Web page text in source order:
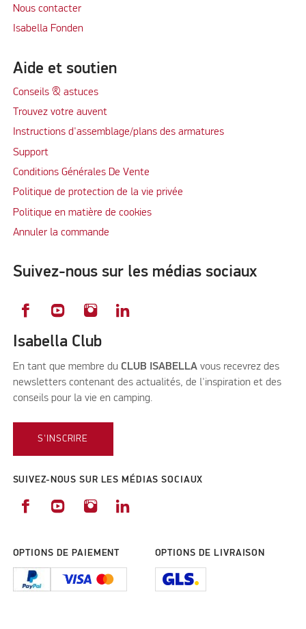
Nous contacter
Isabella Fonden
Aide et soutien
Conseils & astuces
Trouvez votre auvent
Instructions d'assemblage/plans des armatures
Support
Conditions Générales De Vente
Politique de protection de la vie privée
Politique en matière de cookies
Annuler la commande
Suivez-nous sur les médias sociaux
Isabella Club
En tant que membre du CLUB ISABELLA vous recevrez des
newsletters contenant des actualités, de l'inspiration et des
conseils pour la vie en camping.
S'INSCRIRE
SUIVEZ-NOUS SUR LES MÉDIAS SOCIAUX
OPTIONS DE PAIEMENT OPTIONS DE LIVRAISON